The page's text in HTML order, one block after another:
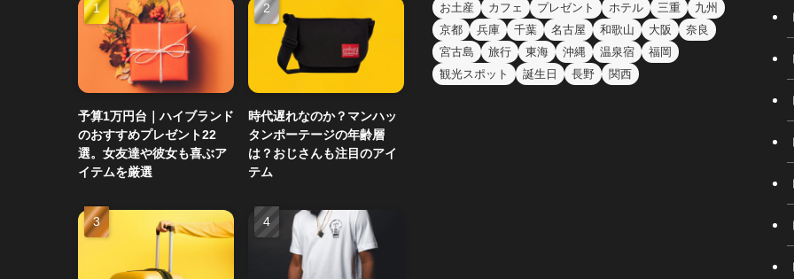
予算1万円台｜ハイブランド
のおすすめプレゼント22
選。女友達や彼女も喜ぶア
イテムを厳選
時代遅れなのか？マンハッ
タンポーテージの年齢層
は？おじさんも注目のアイ
テム
お土産 カフェ プレゼント ホテル 三重
九州
京都
兵庫 千葉 名古屋 和歌山 大阪
奈良
宮古島
旅行 東海 沖縄 温泉宿
福岡
観光スポット
誕生日 長野 関西